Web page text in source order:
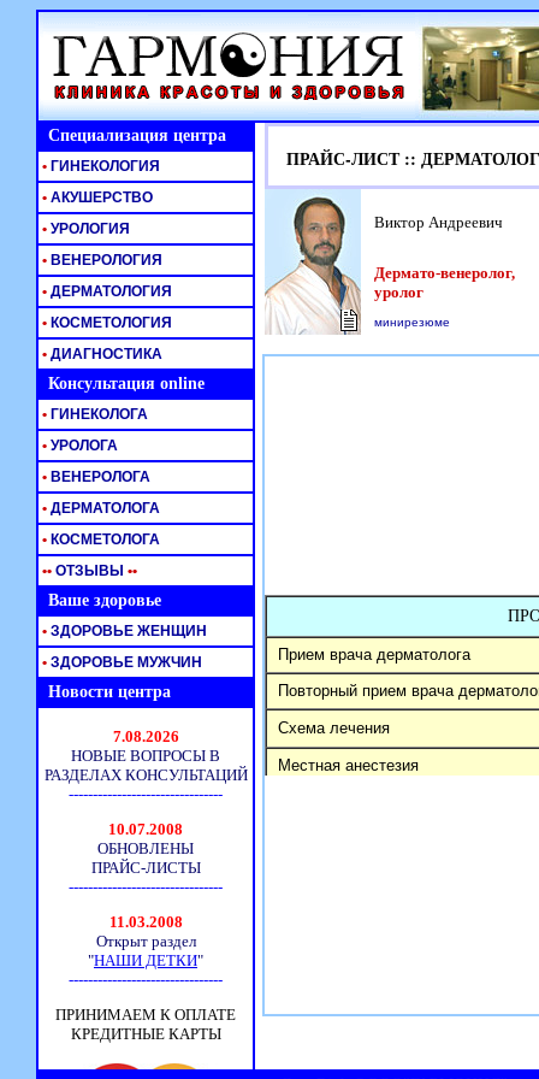
Специализация центра
ПРАЙС-ЛИСТ ::
Виктор Андреевич
Дермато-венеролог,
уролог
минирезюме
• ГИНЕКОЛОГИЯ
• АКУШЕРСТВО
• УРОЛОГИЯ
• ВЕНЕРОЛОГИЯ
• ДЕРМАТОЛОГИЯ
• КОСМЕТОЛОГИЯ
• ДИАГНОСТИКА
Консультация online
• ГИНЕКОЛОГА
• УРОЛОГА
• ВЕНЕРОЛОГА
• ДЕРМАТОЛОГА
• КОСМЕТОЛОГА
•• ОТЗЫВЫ ••
Ваше здоровье
• ЗДОРОВЬЕ ЖЕНЩИН
• ЗДОРОВЬЕ МУЖЧИН
Новости центра